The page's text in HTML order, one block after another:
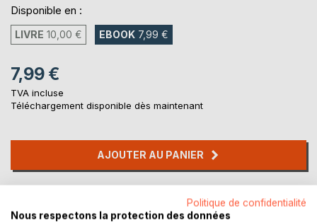
Disponible en :
LIVRE 10,00 € EBOOK 7,99 €
7,99 €
TVA incluse
Téléchargement disponible dès maintenant
AJOUTER AU PANIER
Laisser un avis
Politique de confidentialité
Nous respectons la protection des données